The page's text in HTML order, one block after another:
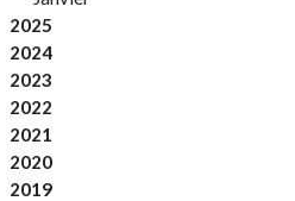
2025
2024
2023
2022
2021
2020
2019